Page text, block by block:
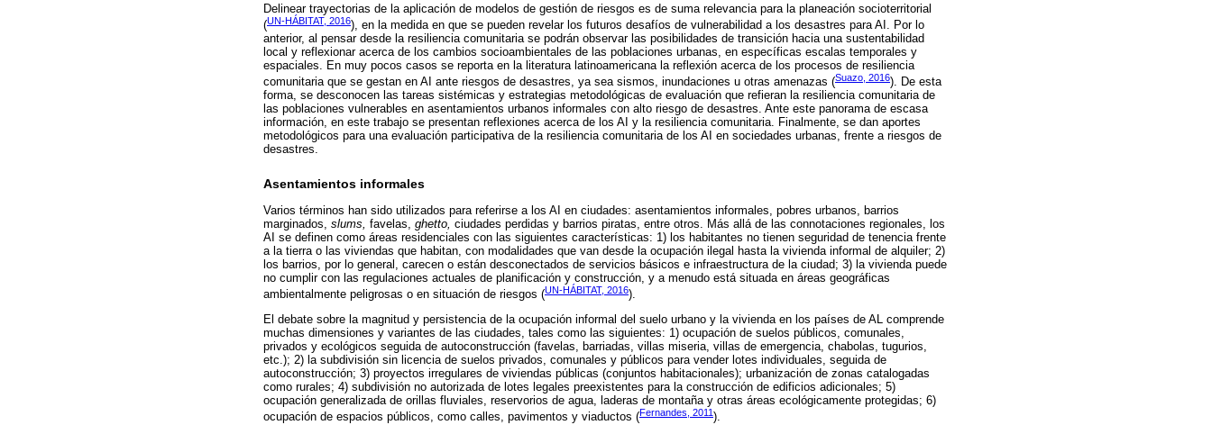
Delinear trayectorias de la aplicación de modelos de gestión de riesgos es de suma relevancia para la planeación socioterritorial
(UN-HÁBITAT, 2016), en la medida en que se pueden revelar los futuros desafíos de vulnerabilidad a los desastres para AI. Por lo
anterior, al pensar desde la resiliencia comunitaria se podrán observar las posibilidades de transición hacia una sustentabilidad
local y reflexionar acerca de los cambios socioambientales de las poblaciones urbanas, en específicas escalas temporales y
espaciales. En muy pocos casos se reporta en la literatura latinoamericana la reflexión acerca de los procesos de resiliencia
comunitaria que se gestan en AI ante riesgos de desastres, ya sea sismos, inundaciones u otras amenazas (Suazo, 2016). De esta
forma, se desconocen las tareas sistémicas y estrategias metodológicas de evaluación que refieran la resiliencia comunitaria de
las poblaciones vulnerables en asentamientos urbanos informales con alto riesgo de desastres. Ante este panorama de escasa
información, en este trabajo se presentan reflexiones acerca de los AI y la resiliencia comunitaria. Finalmente, se dan aportes
metodológicos para una evaluación participativa de la resiliencia comunitaria de los AI en sociedades urbanas, frente a riesgos de
desastres.
Asentamientos informales
Varios términos han sido utilizados para referirse a los AI en ciudades: asentamientos informales, pobres urbanos, barrios
marginados, slums, favelas, ghetto, ciudades perdidas y barrios piratas, entre otros. Más allá de las connotaciones regionales, los
AI se definen como áreas residenciales con las siguientes características: 1) los habitantes no tienen seguridad de tenencia frente
a la tierra o las viviendas que habitan, con modalidades que van desde la ocupación ilegal hasta la vivienda informal de alquiler; 2)
los barrios, por lo general, carecen o están desconectados de servicios básicos e infraestructura de la ciudad; 3) la vivienda puede
no cumplir con las regulaciones actuales de planificación y construcción, y a menudo está situada en áreas geográficas
ambientalmente peligrosas o en situación de riesgos (UN-HÁBITAT, 2016).
El debate sobre la magnitud y persistencia de la ocupación informal del suelo urbano y la vivienda en los países de AL comprende
muchas dimensiones y variantes de las ciudades, tales como las siguientes: 1) ocupación de suelos públicos, comunales,
privados y ecológicos seguida de autoconstrucción (favelas, barriadas, villas miseria, villas de emergencia, chabolas, tugurios,
etc.); 2) la subdivisión sin licencia de suelos privados, comunales y públicos para vender lotes individuales, seguida de
autoconstrucción; 3) proyectos irregulares de viviendas públicas (conjuntos habitacionales); urbanización de zonas catalogadas
como rurales; 4) subdivisión no autorizada de lotes legales preexistentes para la construcción de edificios adicionales; 5)
ocupación generalizada de orillas fluviales, reservorios de agua, laderas de montaña y otras áreas ecológicamente protegidas; 6)
ocupación de espacios públicos, como calles, pavimentos y viaductos (Fernandes, 2011 ).